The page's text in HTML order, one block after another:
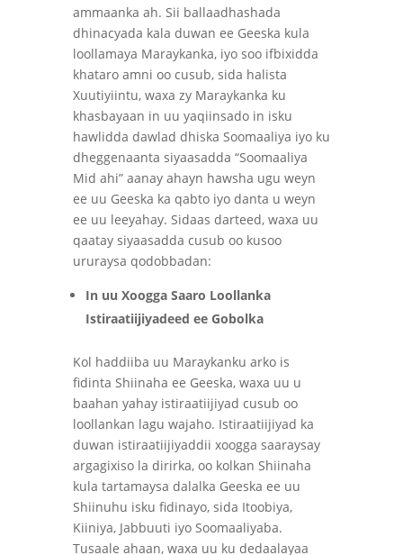
ammaanka ah. Sii ballaadhashada
dhinacyada kala duwan ee Geeska kula
loollamaya Maraykanka, iyo soo ifbixidda
khataro amni oo cusub, sida halista
Xuutiyiintu, waxa zy Maraykanka ku
khasbayaan in uu yaqiinsado in isku
hawlidda dawlad dhiska Soomaaliya iyo ku
dheggenaanta siyaasadda “Soomaaliya
Mid ahi” aanay ahayn hawsha ugu weyn
ee uu Geeska ka qabto iyo danta u weyn
ee uu leeyahay. Sidaas darteed, waxa uu
qaatay siyaasadda cusub oo kusoo
ururaysa qodobbadan:
In uu Xoogga Saaro Loollanka
Istiraatiijiyadeed ee Gobolka
Kol haddiiba uu Maraykanku arko is
fidinta Shiinaha ee Geeska, waxa uu u
baahan yahay istiraatiijiyad cusub oo
loollankan lagu wajaho. Istiraatiijiyad ka
duwan istiraatiijiyaddii xoogga saaraysay
argagixiso la dirirka, oo kolkan Shiinaha
kula tartamaysa dalalka Geeska ee uu
Shiinuhu isku fidinayo, sida Itoobiya,
Kiiniya, Jabbuuti iyo Soomaaliyaba.
Tusaale ahaan, waxa uu ku dedaalayaa